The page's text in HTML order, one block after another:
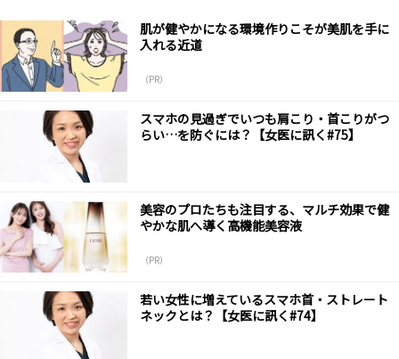
肌が健やかになる環境作りこそが美肌を手に
入れる近道
（PR）
スマホの見過ぎでいつも肩こり・首こりがつ
らい…を防ぐには？【女医に訊く#75】
美容のプロたちも注目する、マルチ効果で健
やかな肌へ導く高機能美容液
（PR）
若い女性に増えているスマホ首・ストレート
ネックとは？【女医に訊く#74】